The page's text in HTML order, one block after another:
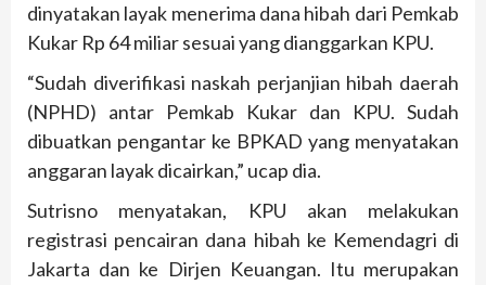
dinyatakan layak menerima dana hibah dari Pemkab
Kukar Rp 64 miliar sesuai yang dianggarkan KPU.
“Sudah diverifikasi naskah perjanjian hibah daerah
(NPHD) antar Pemkab Kukar dan KPU. Sudah
dibuatkan pengantar ke BPKAD yang menyatakan
anggaran layak dicairkan,” ucap dia.
Sutrisno menyatakan, KPU akan melakukan
registrasi pencairan dana hibah ke Kemendagri di
Jakarta dan ke Dirjen Keuangan. Itu merupakan